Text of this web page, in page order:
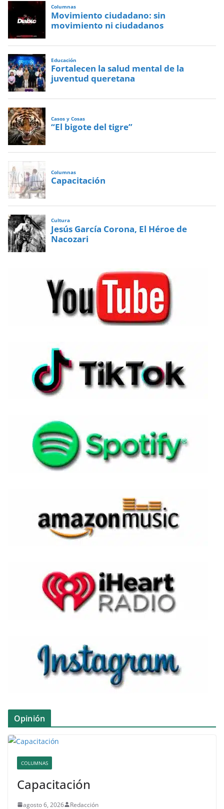
Opinión
COLUMNAS
Capacitación
agosto 6, 2026 Redacción